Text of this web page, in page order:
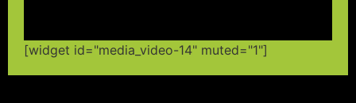
[widget id="media_video-14" muted="1"]